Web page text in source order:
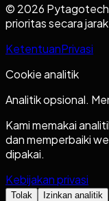
© 2026
prioritas secara
KetentuanPrivasi
Cookie analitik
Analitik opsional.
Kami memakai
dan memperbaiki
dipakai.
Kebijakan privasi
Tolak Izinkan analitik